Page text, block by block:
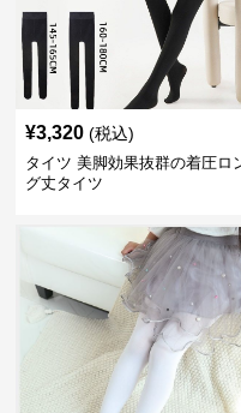
¥3,320 (税込)
タイツ 美脚効果抜群の着圧ロ
グ丈タイツ